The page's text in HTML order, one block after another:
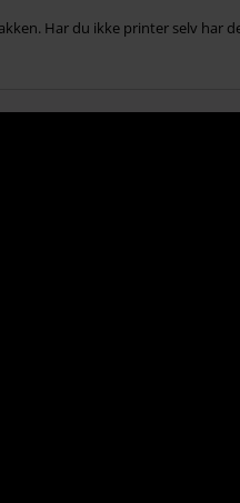
Har du ikke printer selv har